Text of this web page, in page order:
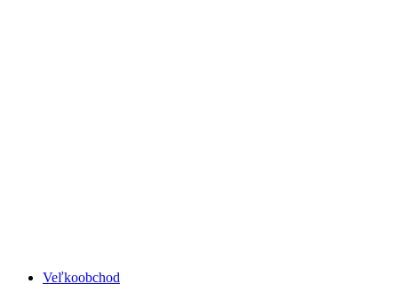
Veľkoobchod